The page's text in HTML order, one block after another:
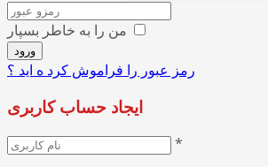
من را به خاطر بسپار
رمز عبور را فراموش کرد ه اید ؟
ایجاد حساب کاربری
*